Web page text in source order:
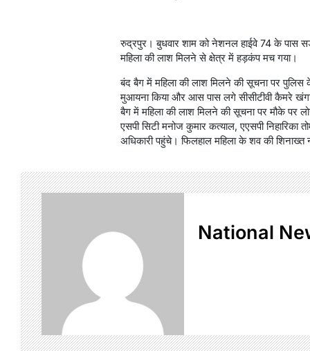
रुद्रपुर। बुधवार शाम को नेशनल हाईवे 74 के पास
महिला की लाश मिलने से क्षेत्र में हड़कंप मच गया।
बंद बैग में महिला की लाश मिलने की सूचना पर
मुआयना किया और आस पास लगे सीसीटीवी कैमरे
बैग में महिला की लाश मिलने की सूचना पर मौके पर
एसपी सिटी मनोज कुमार कत्याल, एएसपी
अधिकारी पहुंचे। फिलहाल महिला के शव की शिनाख्त
National